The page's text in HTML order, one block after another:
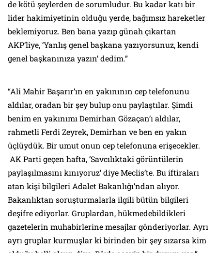
de kötü şeylerden de sorumludur. Bu kadar katı bir
lider hakimiyetinin olduğu yerde, bağımsız hareketler
beklemiyoruz. Ben bana yazıp günah çıkartan
AKP’liye, ‘Yanlış genel başkana yazıyorsunuz, kendi
genel başkanınıza yazın’ dedim.”
“Ali Mahir Başarır’ın en yakınının cep telefonunu
aldılar, oradan bir şey bulup onu paylaştılar. Şimdi
benim en yakınımı Demirhan Gözaçan’ı aldılar,
rahmetli Ferdi Zeyrek, Demirhan ve ben en yakın
üçlüydük. Bir umut onun cep telefonuna erişecekler.
AK Parti geçen hafta, ‘Savcılıktaki görüntülerin
paylaşılmasını kınıyoruz’ diye Meclis’te. Bu iftiraları
atan kişi bilgileri Adalet Bakanlığı’ndan alıyor.
Bakanlıktan soruşturmalarla ilgili bütün bilgileri
deşifre ediyorlar. Gruplardan, hükmedebildikleri
gazetelerin muhabirlerine mesajlar gönderiyorlar. Ayrı
ayrı gruplar kurmuşlar ki birinden bir şey sızarsa kim